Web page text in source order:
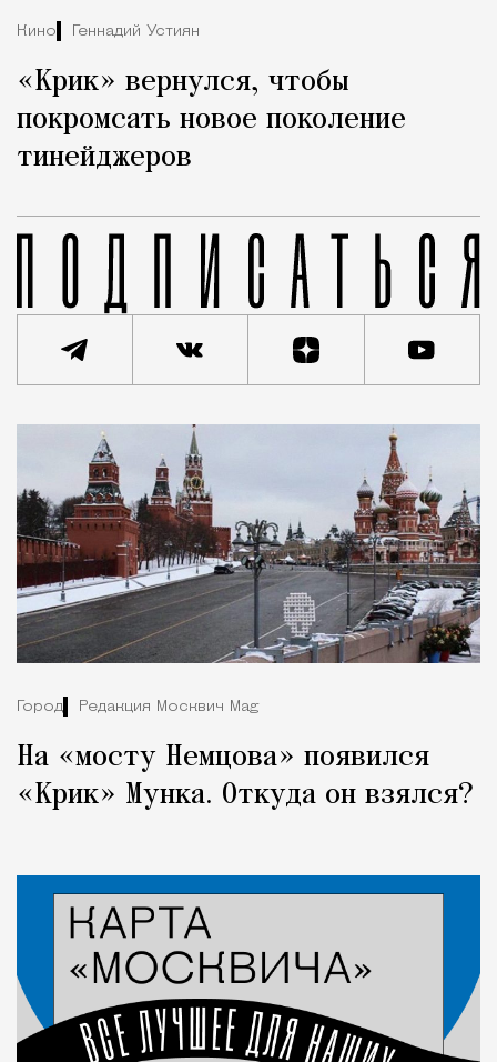
Кино Геннадий Устиян
«Крик» вернулся, чтобы
покромсать новое поколение
тинейджеров
Город Редакция Москвич Mag
На «мосту Немцова» появился
«Крик» Мунка. Откуда он взялся?